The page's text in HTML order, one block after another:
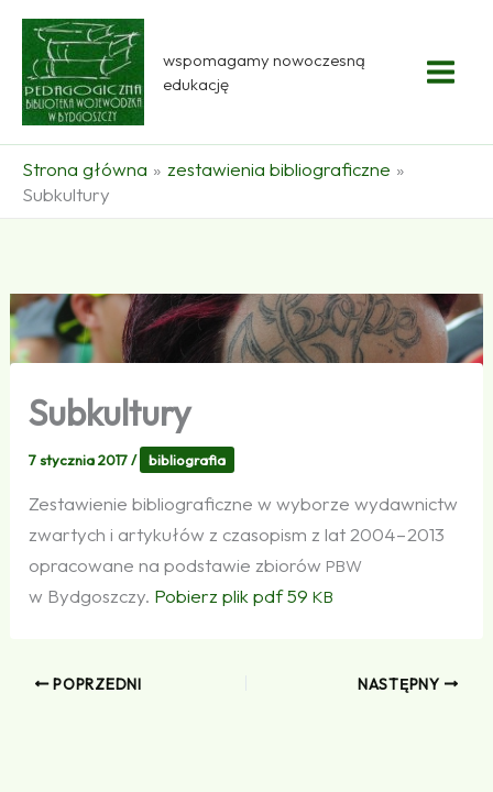
Przejdź
treści
wspomagamy nowoczesną
edukację
Strona główna
zestawienia bibliograficzne
Subkultury
Subkultury
7 stycznia 2017/ bibliografia
Zestawienie bibliograficzne w wyborze wydawnictw
zwartych i artykułów z czasopism z lat 2004 – 2013
opracowane na podstawie zbiorów PBW
w Bydgoszczy. Pobierz plik pdf 59KB
POPRZEDNI NASTĘPNY